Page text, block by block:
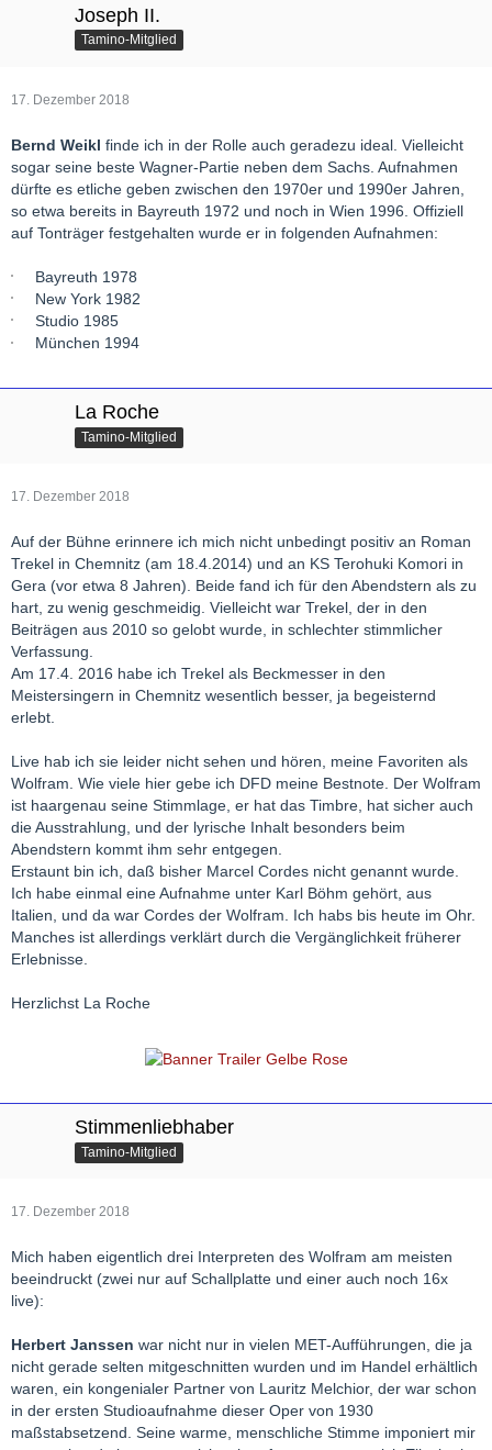
Joseph II.
Tamino-Mitglied
17. Dezember 2018
Bernd Weikl finde ich in der Rolle auch geradezu ideal. Vielleicht
sogar seine beste Wagner-Partie neben dem Sachs. Aufnahmen
dürfte es etliche geben zwischen den 1970er und 1990er Jahren,
so etwa bereits in Bayreuth 1972 und noch in Wien 1996. Offiziell
auf Tonträger festgehalten wurde er in folgenden Aufnahmen:
Bayreuth 1978
New York 1982
Studio 1985
München 1994
La Roche
Tamino-Mitglied
17. Dezember 2018
Auf der Bühne erinnere ich mich nicht unbedingt positiv an Roman
Trekel in Chemnitz (am 18.4.2014) und an KS Terohuki Komori in
Gera (vor etwa 8 Jahren). Beide fand ich für den Abendstern als zu
hart, zu wenig geschmeidig. Vielleicht war Trekel, der in den
Beiträgen aus 2010 so gelobt wurde, in schlechter stimmlicher
Verfassung.
Am 17.4. 2016 habe ich Trekel als Beckmesser in den
Meistersingern in Chemnitz wesentlich besser, ja begeisternd
erlebt.
Live hab ich sie leider nicht sehen und hören, meine Favoriten als
Wolfram. Wie viele hier gebe ich DFD meine Bestnote. Der Wolfram
ist haargenau seine Stimmlage, er hat das Timbre, hat sicher auch
die Ausstrahlung, und der lyrische Inhalt besonders beim
Abendstern kommt ihm sehr entgegen.
Erstaunt bin ich, daß bisher Marcel Cordes nicht genannt wurde.
Ich habe einmal eine Aufnahme unter Karl Böhm gehört, aus
Italien, und da war Cordes der Wolfram. Ich habs bis heute im Ohr.
Manches ist allerdings verklärt durch die Vergänglichkeit früherer
Erlebnisse.
Herzlichst La Roche
Stimmenliebhaber
Tamino-Mitglied
17. Dezember 2018
Mich haben eigentlich drei Interpreten des Wolfram am meisten
beeindruckt (zwei nur auf Schallplatte und einer auch noch 16x
live):
Herbert Janssen war nicht nur in vielen MET-Aufführungen, die ja
nicht gerade selten mitgeschnitten wurden und im Handel erhältlich
waren, ein kongenialer Partner von Lauritz Melchior, der war schon
in der ersten Studioaufnahme dieser Oper von 1930
maßstabsetzend. Seine warme, menschliche Stimme imponiert mir